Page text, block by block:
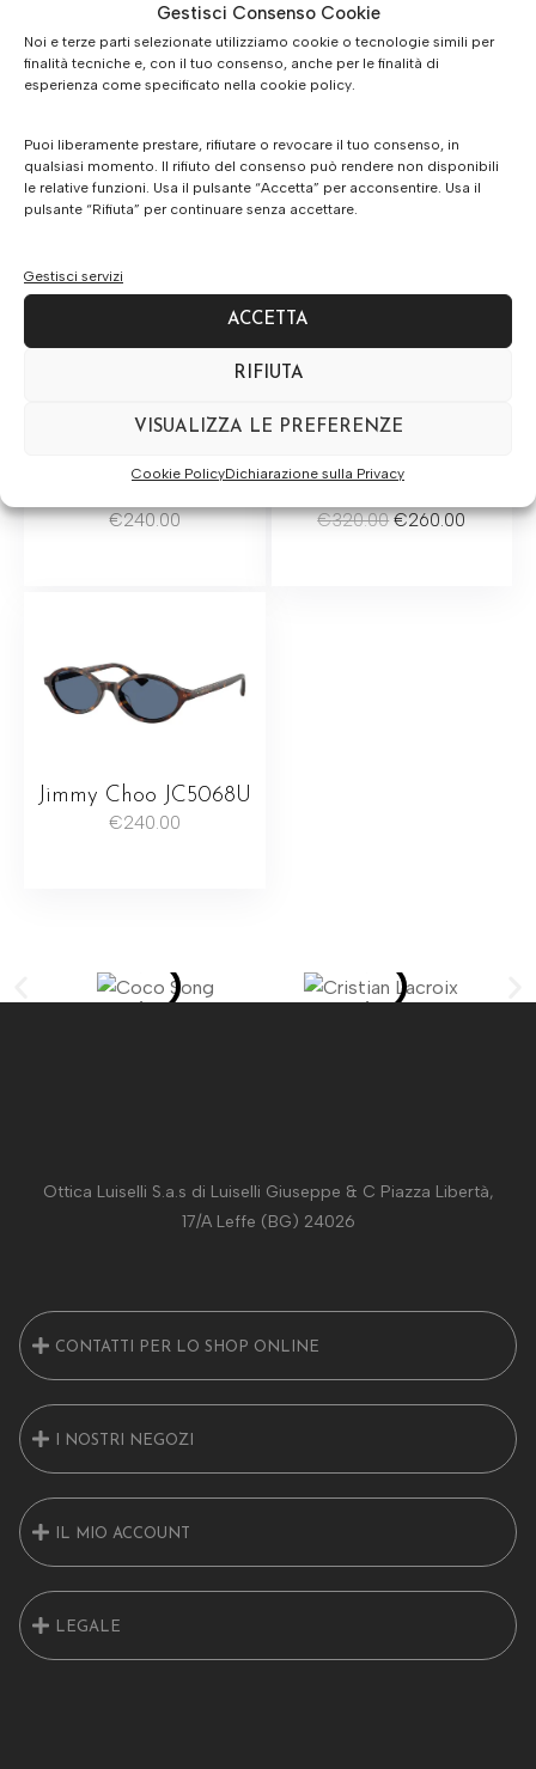
Gestisci Consenso Cookie
Noi e terze parti selezionate utilizziamo cookie o tecnologie simili per
finalità tecniche e, con il tuo consenso, anche per le finalità di
esperienza come specificato nella cookie policy.
Puoi liberamente prestare, rifiutare o revocare il tuo consenso, in
qualsiasi momento. Il rifiuto del consenso può rendere non disponibili
le relative funzioni. Usa il pulsante “Accetta” per acconsentire. Usa il
pulsante “Rifiuta” per continuare senza accettare.
Gestisci servizi
ACCETTA
RIFIUTA
VISUALIZZA LE PREFERENZE
Cookie PolicyDichiarazione sulla Privacy
€240.00 €320.00 €260.00
Jimmy Choo JC5068U
€240.00
Ottica Luiselli S.a.s di Luiselli Giuseppe & C Piazza Libertà,
17/A Leffe (BG) 24026
CONTATTI PER LO SHOP ONLINE
I NOSTRI NEGOZI
IL MIO ACCOUNT
LEGALE